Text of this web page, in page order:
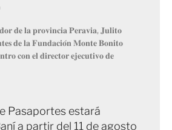
𝐝𝐞 𝐥𝐚 𝐩𝐫𝐨𝐯𝐢𝐧𝐜𝐢𝐚 𝐏𝐞𝐫𝐚𝐯𝐢𝐚, 𝐉𝐮𝐥𝐢𝐭𝐨
𝐝𝐞 𝐥𝐚 𝐅𝐮𝐧𝐝𝐚𝐜𝐢𝐨́𝐧 𝐌𝐨𝐧𝐭𝐞 𝐁𝐨𝐧𝐢𝐭𝐨
𝐜𝐨𝐧 𝐞𝐥 𝐝𝐢𝐫𝐞𝐜𝐭𝐨𝐫 𝐞𝐣𝐞𝐜𝐮𝐭𝐢𝐯𝐨 𝐝𝐞
Pasaportes estará
a partir del 11 de agosto